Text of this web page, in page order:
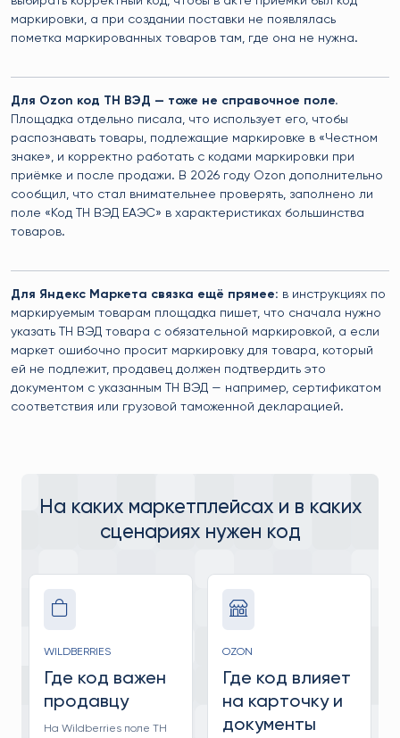
маркировки, а при создании поставки не появлялась
пометка маркированных товаров там, где она не нужна.
Для Ozon код ТН ВЭД — тоже не справочное поле.
Площадка отдельно писала, что использует его, чтобы
распознавать товары, подлежащие маркировке в «Честном
знаке», и корректно работать с кодами маркировки при
приёмке и после продажи. В 2026 году Ozon дополнительно
сообщил, что стал внимательнее проверять, заполнено ли
поле «Код ТН ВЭД ЕАЭС» в характеристиках большинства
товаров.
Для Яндекс Маркета связка ещё прямее: в инструкциях по
маркируемым товарам площадка пишет, что сначала нужно
указать ТН ВЭД товара с обязательной маркировкой, а если
маркет ошибочно просит маркировку для товара, который
ей не подлежит, продавец должен подтвердить это
документом с указанным ТН ВЭД — например, сертификатом
соответствия или грузовой таможенной декларацией.
На каких маркетплейсах и в каких
сценариях нужен код
WILDBERRIES
Где код важен
продавцу
На Wildberries поле ТН
OZON
Где код влияет
на карточку и
документы